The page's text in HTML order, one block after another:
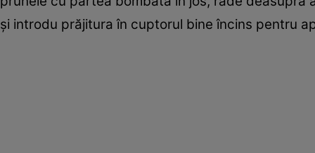
şi introdu prăjitura în cuptorul bine încins pentru